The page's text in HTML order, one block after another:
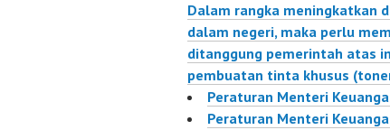
Dalam rangka meningkatkan
dalam negeri, maka perlu
ditanggung pemerintah atas
pembuatan tinta khusus
Peraturan Menteri
Peraturan Menteri